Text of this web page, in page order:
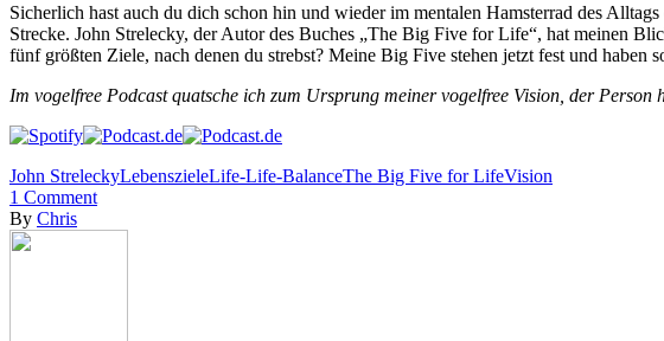
Sicherlich hast auch du dich schon hin und wieder im mentalen Hamsterrad des
Strecke. John Strelecky, der Autor des Buches „The Big Five for Life“, hat meinen
fünf größten Ziele, nach denen du strebst? Meine Big Five stehen jetzt fest und haben
Im vogelfree Podcast quatsche ich zum Ursprung meiner vogelfree Vision, der
John StreleckyLebenszieleLife-Life-BalanceThe Big Five for LifeVision
1 Comment
By Chris